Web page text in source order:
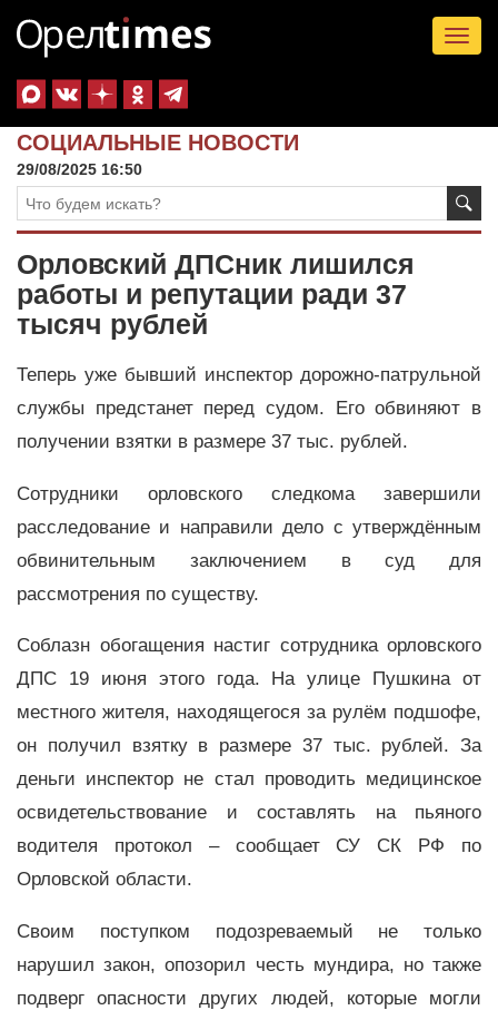
СОЦИАЛЬНЫЕ НОВОСТИ
29/08/2025 16:50
Орловский ДПСник лишился
работы и репутации ради 37
тысяч рублей
Теперь уже бывший инспектор дорожно-патрульной
службы предстанет перед судом. Его обвиняют в
получении взятки в размере 37 тыс. рублей.
Сотрудники орловского следкома завершили
расследование и направили дело с утверждённым
обвинительным заключением в суд для
рассмотрения по существу.
Соблазн обогащения настиг сотрудника орловского
ДПС 19 июня этого года. На улице Пушкина от
местного жителя, находящегося за рулём подшофе,
он получил взятку в размере 37 тыс. рублей. За
деньги инспектор не стал проводить медицинское
освидетельствование и составлять на пьяного
водителя протокол – сообщает СУ СК РФ по
Орловской области.
Своим поступком подозреваемый не только
нарушил закон, опозорил честь мундира, но также
подверг опасности других людей, которые могли